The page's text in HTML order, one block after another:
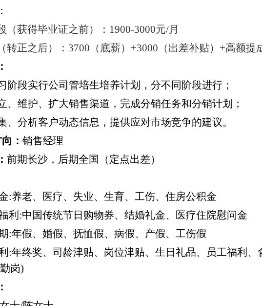
（获得毕业证之前）
： 1900-3000元/月
转正之后）： 3700（底薪）+3000（出差补贴）+高额提
阶段实行公司管培生培养计划，分不同阶段进行；
、维护、扩大销售渠道，完成分销任务和分销计划；
、分析客户动态信息，提供应对市场竞争的建议。
： 销售经理
前期长沙，后期全国（定点出差）
:养老、医疗、失业、生育、工伤、住房公积金
利:中国传统节日购物券、结婚礼金、医疗住院慰问金
:年假、婚假、抚恤假、病假、产假、工伤假
:年终奖、司龄津贴、岗位津贴、生日礼品、员工福利
岗)